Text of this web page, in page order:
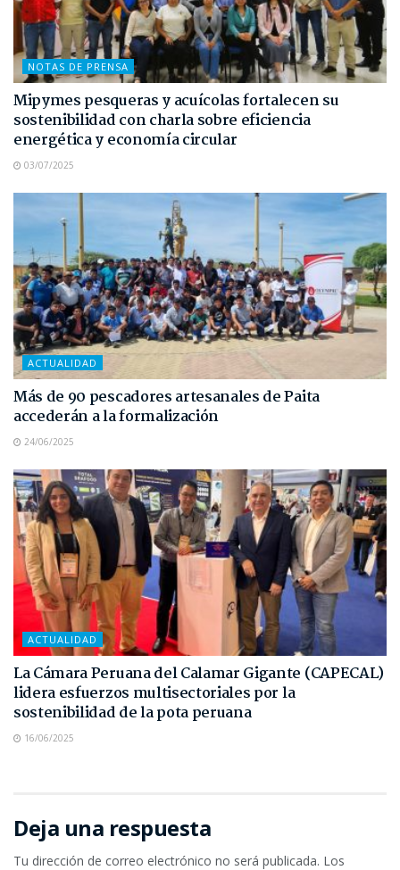
NOTAS DE PRENSA
Mipymes pesqueras y acuícolas fortalecen su
sostenibilidad con charla sobre eficiencia
energética y economía circular
03/07/2025
ACTUALIDAD
Más de 90 pescadores artesanales de Paita
accederán a la formalización
24/06/2025
ACTUALIDAD
La Cámara Peruana del Calamar Gigante (CAPECAL)
lidera esfuerzos multisectoriales por la
sostenibilidad de la pota peruana
16/06/2025
Deja una respuesta
Tu dirección de correo electrónico no será publicada. Los